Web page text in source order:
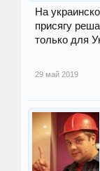
На
присягу
только для
29 май 2019